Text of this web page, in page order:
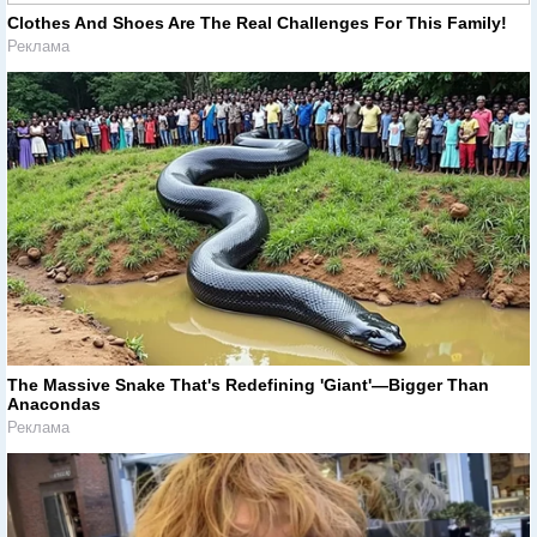
Clothes And Shoes Are The Real Challenges For This Family!
Реклама
The Massive Snake That's Redefining 'Giant'—Bigger Than
Anacondas
Реклама